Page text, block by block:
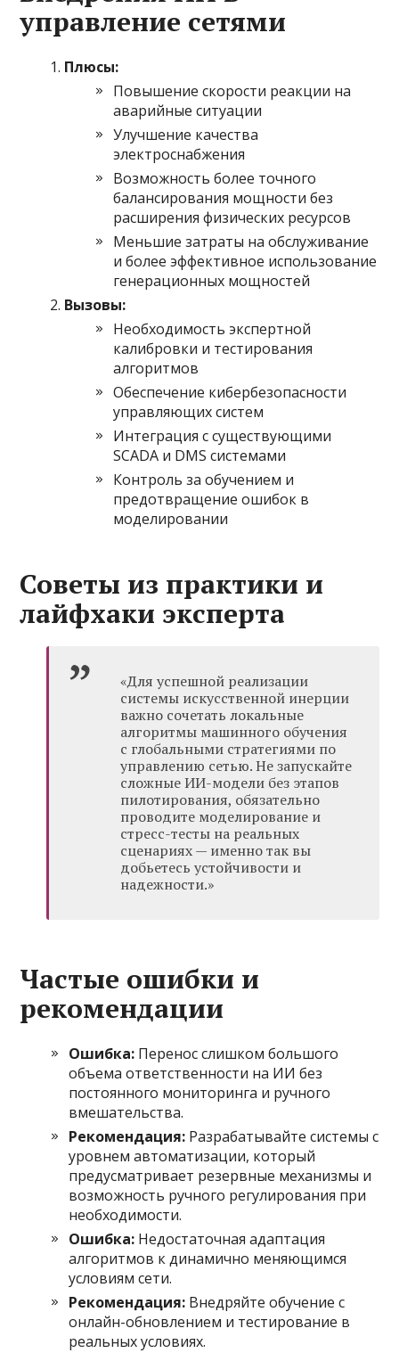
управление сетями
Плюсы:
Повышение скорости реакции на
аварийные ситуации
Улучшение качества
электроснабжения
Возможность более точного
балансирования мощности без
расширения физических ресурсов
Меньшие затраты на обслуживание
и более эффективное использование
генерационных мощностей
Вызовы:
Необходимость экспертной
калибровки и тестирования
алгоритмов
Обеспечение кибербезопасности
управляющих систем
Интеграция с существующими
SCADA и DMS системами
Контроль за обучением и
предотвращение ошибок в
моделировании
Советы из практики и
лайфхаки эксперта
«Для успешной реализации
системы искусственной инерции
важно сочетать локальные
алгоритмы машинного обучения
с глобальными стратегиями по
управлению сетью. Не запускайте
сложные ИИ-модели без этапов
пилотирования, обязательно
проводите моделирование и
стресс-тесты на реальных
сценариях — именно так вы
добьетесь устойчивости и
надежности.»
Частые ошибки и
рекомендации
Ошибка: Перенос слишком большого
объема ответственности на ИИ без
постоянного мониторинга и ручного
вмешательства.
Рекомендация: Разрабатывайте системы с
уровнем автоматизации, который
предусматривает резервные механизмы и
возможность ручного регулирования при
необходимости.
Ошибка: Недостаточная адаптация
алгоритмов к динамично меняющимся
условиям сети.
Рекомендация: Внедряйте обучение с
онлайн-обновлением и тестирование в
реальных условиях.